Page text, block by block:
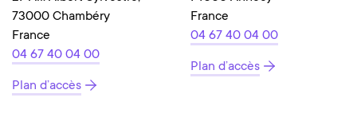
73000 Chambéry
France
04 67 40 04 00
Plan d’accès
France
04 67 40 04 00
Plan d’accès